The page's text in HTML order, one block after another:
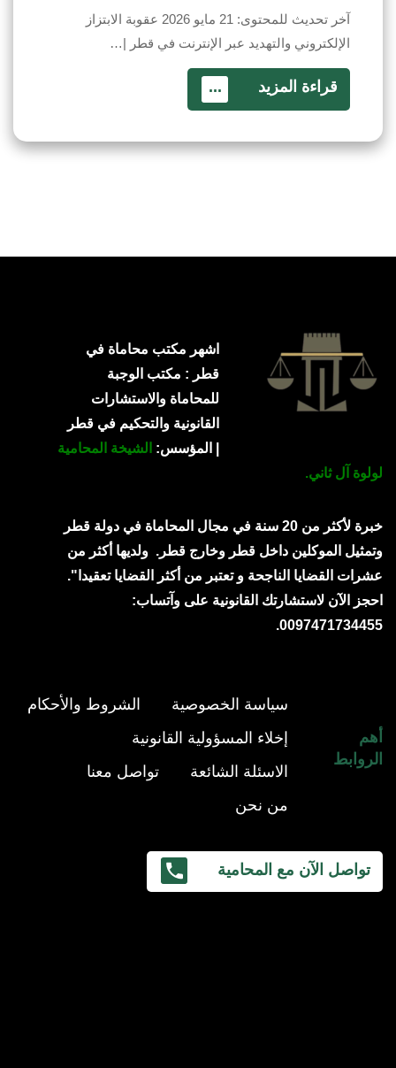
آخر تحديث للمحتوى: 21 مايو 2026 عقوبة الابتزاز
الإلكتروني والتهديد عبر الإنترنت في قطر |…
قراءة المزيد ...
اشهر مكتب محاماة في
قطر : مكتب الوجبة
للمحاماة والاستشارات
القانونية والتحكيم في قطر
| المؤسس: الشيخة المحامية
لولوة آل ثاني.
خبرة لأكثر من 20 سنة في مجال المحاماة في دولة قطر
وتمثيل الموكلين داخل قطر وخارج قطر. ولديها أكثر من
عشرات القضايا الناجحة و تعتبر من أكثر القضايا تعقيدا".
احجز الآن لاستشارتك القانونية على وآتساب:
0097471734455.
أهم
الروابط
سياسة الخصوصية
الشروط والأحكام
إخلاء المسؤولية القانونية
الاسئلة الشائعة
تواصل معنا
من نحن
تواصل الآن مع المحامية